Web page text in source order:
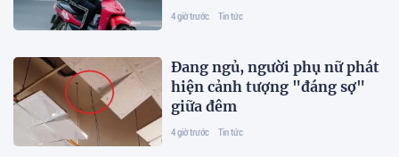
4 giờ trước Tin tức
Đang ngủ, người phụ nữ phát
hiện cảnh tượng "đáng sợ"
giữa đêm
4 giờ trước Tin tức